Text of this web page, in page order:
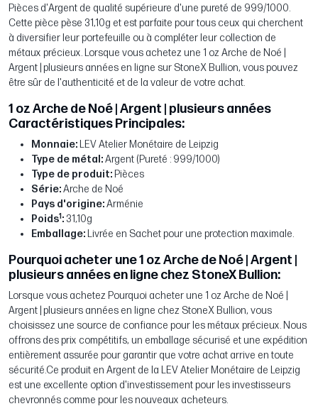
Pièces d'Argent de qualité supérieure d'une pureté de 999/1000.
Cette pièce pèse 31,10g et est parfaite pour tous ceux qui cherchent
à diversifier leur portefeuille ou à compléter leur collection de
métaux précieux. Lorsque vous achetez une 1 oz Arche de Noé |
Argent | plusieurs années en ligne sur StoneX Bullion, vous pouvez
être sûr de l'authenticité et de la valeur de votre achat.
1 oz Arche de Noé | Argent | plusieurs années
Caractéristiques Principales:
Monnaie: LEV Atelier Monétaire de Leipzig
Type de métal:Argent (Pureté : 999/1000)
Type de produit: Pièces
Série:Arche de Noé
Pays d'origine:Arménie
Poids1: 31,10g
Emballage: Livrée en Sachet pour une protection maximale.
Pourquoi acheter une 1 oz Arche de Noé | Argent |
plusieurs années en ligne chez StoneX Bullion:
Lorsque vous achetez Pourquoi acheter une 1 oz Arche de Noé |
Argent | plusieurs années en ligne chez StoneX Bullion, vous
choisissez une source de confiance pour les métaux précieux. Nous
offrons des prix compétitifs, un emballage sécurisé et une expédition
entièrement assurée pour garantir que votre achat arrive en toute
sécurité.Ce produit en Argent de la LEV Atelier Monétaire de Leipzig
est une excellente option d'investissement pour les investisseurs
chevronnés comme pour les nouveaux acheteurs.